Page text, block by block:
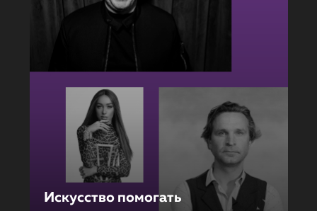
Искусство помогать